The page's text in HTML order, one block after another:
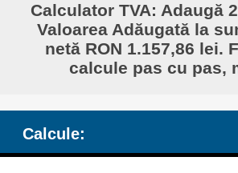
Calculator TVA: Adaugă
Valoarea Adăugată la
netă RON 1.157,86 lei.
calcule pas cu pas,
Calcule: